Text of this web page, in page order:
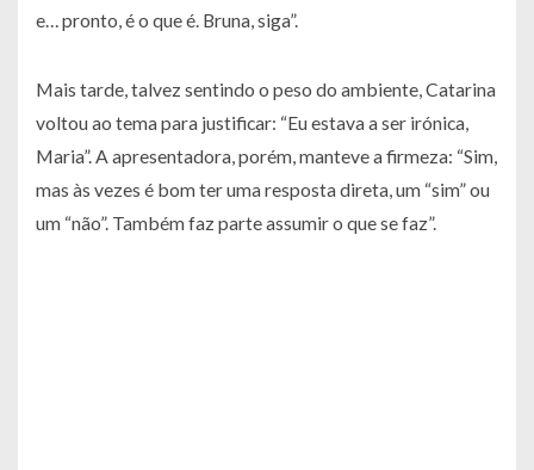
e… pronto, é o que é. Bruna, siga”.
Mais tarde, talvez sentindo o peso do ambiente, Catarina
voltou ao tema para justificar: “Eu estava a ser irónica,
Maria”. A apresentadora, porém, manteve a firmeza: “Sim,
mas às vezes é bom ter uma resposta direta, um “sim” ou
um “não”. Também faz parte assumir o que se faz”.